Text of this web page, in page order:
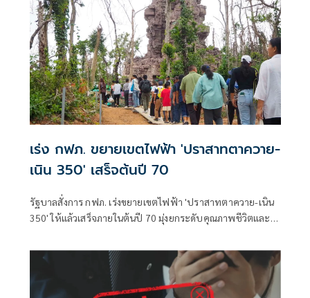
เร่ง กฟภ. ขยายเขตไฟฟ้า 'ปราสาทตาควาย-
เนิน 350' เสร็จต้นปี 70
รัฐบาลสั่งการ กฟภ. เร่งขยายเขตไฟฟ้า 'ปราสาทตาควาย-เนิน
350' ให้แล้วเสร็จภายในต้นปี 70 มุ่งยกระดับคุณภาพชีวิตและ